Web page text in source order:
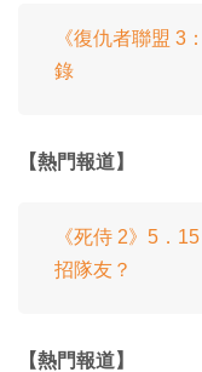
《復仇者聯盟 3
錄
【熱門報道】
《死侍 2》5．
招隊友？
【熱門報道】